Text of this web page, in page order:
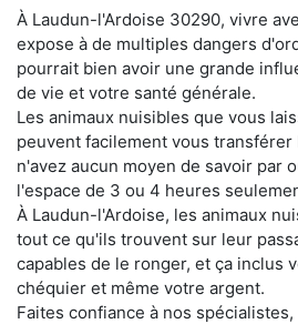
À Laudun-l'Ardoise 30290, vivre
expose à de multiples dangers
pourrait bien avoir une grande
de vie et votre santé générale.
Les animaux nuisibles que vous
peuvent facilement vous
n'avez aucun moyen de savoir par
l'espace de 3 ou 4 heures
À Laudun-l'Ardoise, les animaux
tout ce qu'ils trouvent sur leur
capables de le ronger, et ça inclus
chéquier et même votre argent.
Faites confiance à nos